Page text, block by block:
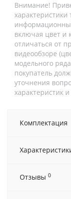
Внимание!
включая цвет и
отличаться от
видеообзоре
модельного
покупатель
уточнения
характеристик
Комплектация
Отзывы 0